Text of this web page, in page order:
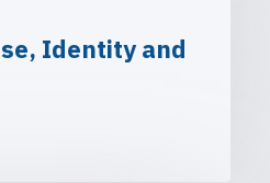
Identity and